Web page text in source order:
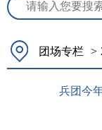
团场专栏 >
兵团今